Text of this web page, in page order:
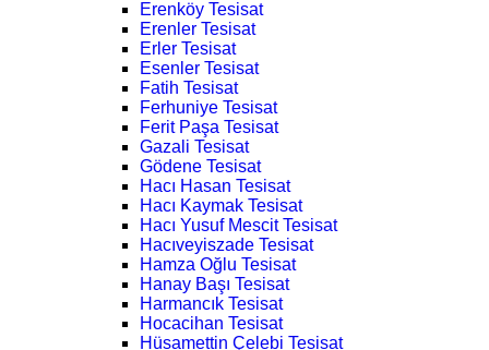
Erenköy Tesisat
Erenler Tesisat
Erler Tesisat
Esenler Tesisat
Fatih Tesisat
Ferhuniye Tesisat
Ferit Paşa Tesisat
Gazali Tesisat
Gödene Tesisat
Hacı Hasan Tesisat
Hacı Kaymak Tesisat
Hacı Yusuf Mescit Tesisat
Hacıveyiszade Tesisat
Hamza Oğlu Tesisat
Hanay Başı Tesisat
Harmancık Tesisat
Hocacihan Tesisat
Hüsamettin Çelebi Tesisat